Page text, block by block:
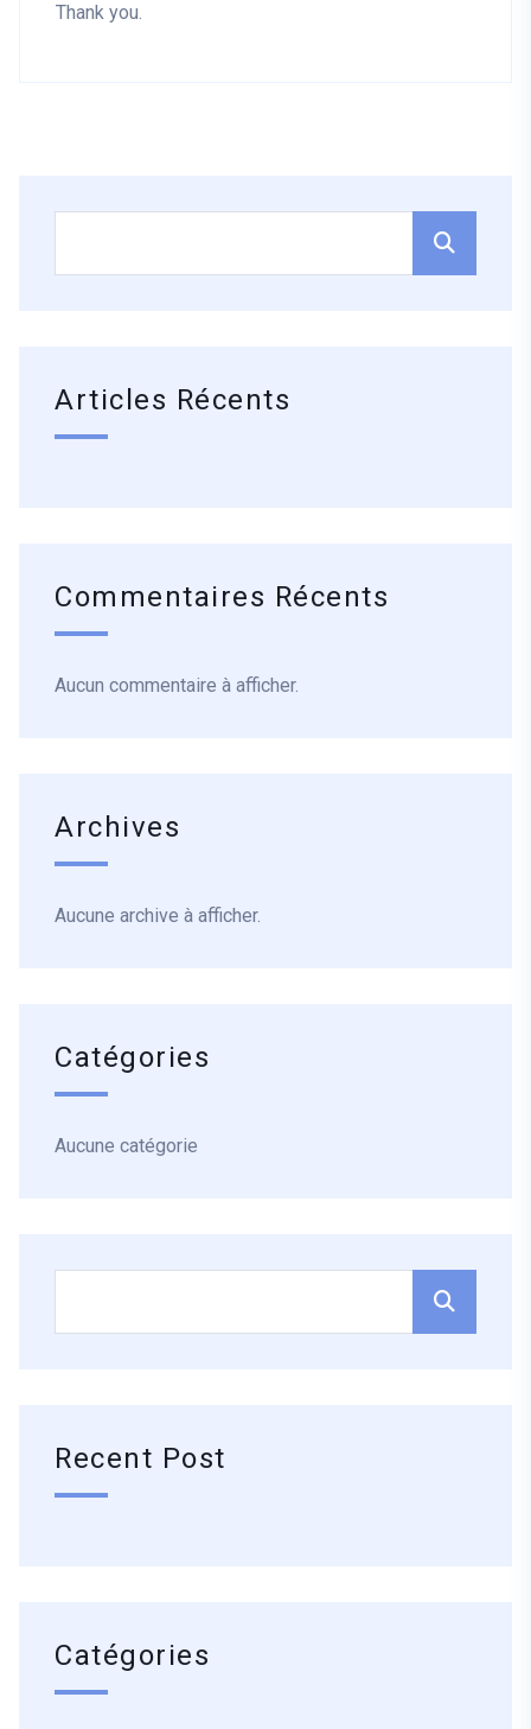
Thank you.
Articles Récents
Commentaires Récents
Aucun commentaire à afficher.
Archives
Aucune archive à afficher.
Catégories
Aucune catégorie
Recent Post
Catégories